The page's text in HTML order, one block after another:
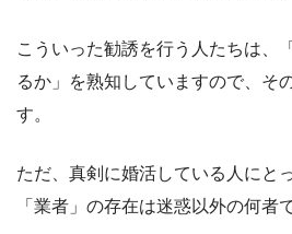
こういった勧誘を行う人たちは、
るか」を熟知していますので、そ
す。
ただ、真剣に婚活している人にと
「業者」の存在は迷惑以外の何者